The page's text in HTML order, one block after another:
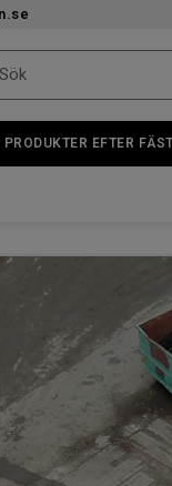
PRODUKTER EFTER